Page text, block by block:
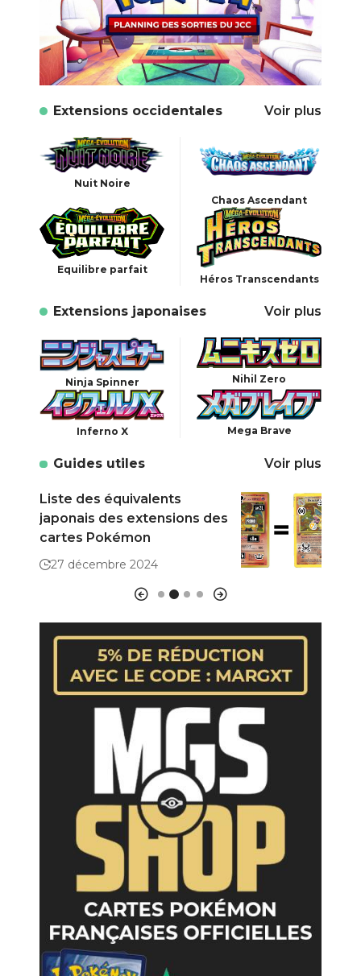
Extensions occidentales Voir plus
Nuit Noire
Chaos Ascendant
Equilibre parfait
Héros Transcendants
Extensions japonaises Voir plus
Ninja Spinner Nihil Zero
Inferno X Mega Brave
Guides utiles Voir plus
Liste des équivalents
japonais des extensions des
cartes Pokémon
27 décembre 2024